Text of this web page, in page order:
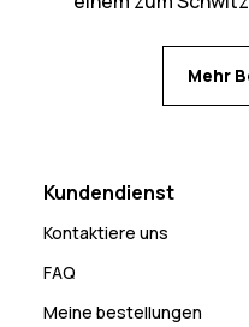
Mehr
Kundendienst
Kontaktiere uns
FAQ
Meine bestellungen